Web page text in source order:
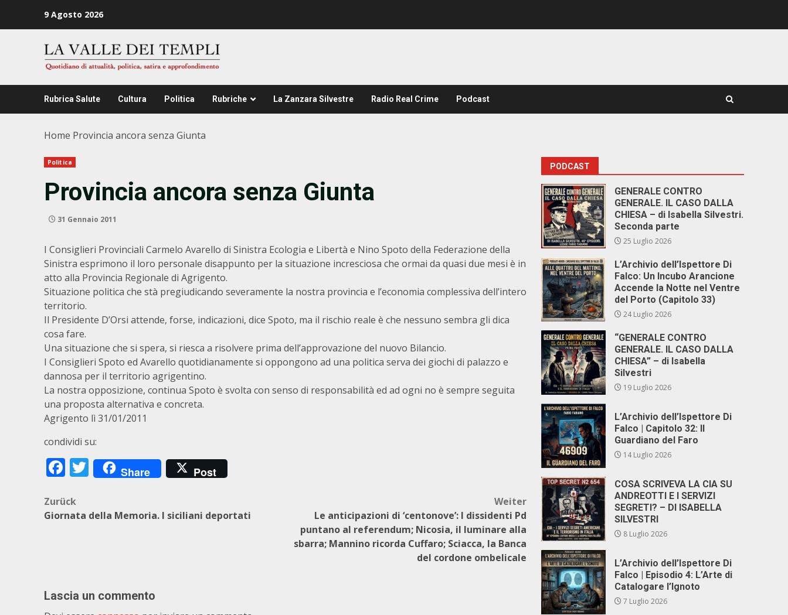
9 Agosto 2026
Rubrica Salute Cultura Politica Rubriche La Zanzara Silvestre Radio Real Crime Podcast
Home Provincia ancora senza Giunta
Politica
Provincia ancora senza Giunta
31 Gennaio 2011
I Consiglieri Provinciali Carmelo Avarello di Sinistra Ecologia e Libertà e Nino Spoto della Federazione della
Sinistra esprimono il loro personale disappunto per la situazione incresciosa che ormai da quasi due mesi è in
atto alla Provincia Regionale di Agrigento.
Situazione politica che stà pregiudicando severamente la nostra provincia e l’economia complessiva dell’intero
territorio.
Il Presidente D’Orsi attende, forse, indicazioni, dice Spoto, ma il rischio reale è che nessuno sembra gli dica
cosa fare.
Una situazione che si spera, si riesca a risolvere prima dell’approvazione del nuovo Bilancio.
I Consiglieri Spoto ed Avarello quotidianamente si oppongono ad una politica serva dei giochi di palazzo e
dannosa per il territorio agrigentino.
La nostra opposizione, continua Spoto è svolta con senso di responsabilità ed ad ogni no è sempre seguita
una proposta alternativa e concreta.
Agrigento lì 31/01/2011
condividi su:
Facebook
Twitter
Share Post
Beitragsnavigation
Zurück
Giornata della Memoria. I siciliani deportati
Weiter
Le anticipazioni di ‘centonove’: I dissidenti Pd
puntano al referendum; Nicosia, il luminare alla
sbarra; Mannino ricorda Cuffaro; Sciacca, la Banca
del cordone ombelicale
Lascia un commento
PODCAST
GENERALE CONTRO
GENERALE. IL CASO DALLA
CHIESA – di Isabella Silvestri.
Seconda parte
25 Luglio 2026
L’Archivio dell’Ispettore Di
Falco: Un Incubo Arancione
Accende la Notte nel Ventre
del Porto (Capitolo 33)
24 Luglio 2026
“GENERALE CONTRO
GENERALE. IL CASO DALLA
CHIESA” – di Isabella
Silvestri
19 Luglio 2026
L’Archivio dell’Ispettore Di
Falco | Capitolo 32: Il
Guardiano del Faro
14 Luglio 2026
COSA SCRIVEVA LA CIA SU
ANDREOTTI E I SERVIZI
SEGRETI? – DI ISABELLA
SILVESTRI
8 Luglio 2026
L’Archivio dell’Ispettore Di
Falco | Episodio 4: L’Arte di
Catalogare l’Ignoto
7 Luglio 2026